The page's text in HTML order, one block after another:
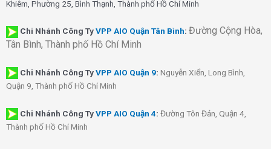
Khiêm, Phường 25, Bình Thạnh, Thành phố Hồ Chí Minh
Chi Nhánh Công TyVPP AIO Quận Tân Bình: Đường Cộng Hòa,
Tân Bình, Thành phố Hồ Chí Minh
Chi Nhánh Công TyVPP AIO Quận 9: Nguyễn Xiển, Long Bình,
Quận 9, Thành phố Hồ Chí Minh
Chi Nhánh Công TyVPP AIO Quận 4: Đường Tôn Đản, Quận 4,
Thành phố Hồ Chí Minh